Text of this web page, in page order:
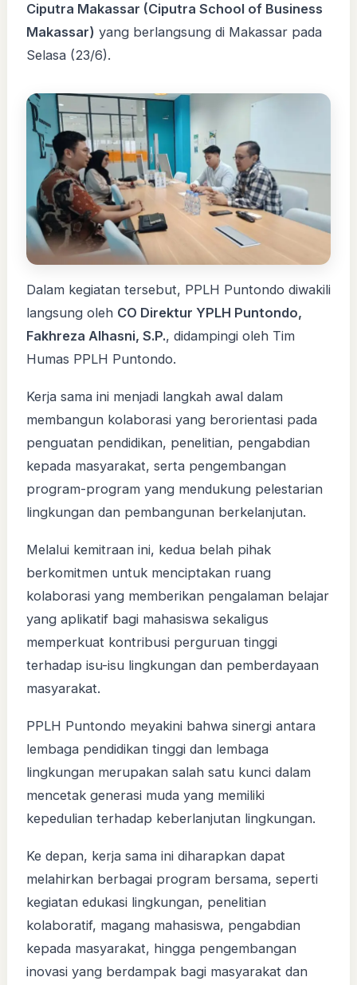
Ciputra Makassar (Ciputra School of Business
Makassar) yang berlangsung di Makassar pada
Selasa (23/6).
Dalam kegiatan tersebut, PPLH Puntondo diwakili
langsung oleh CO Direktur YPLH Puntondo,
Fakhreza Alhasni, S.P., didampingi oleh Tim
Humas PPLH Puntondo.
Kerja sama ini menjadi langkah awal dalam
membangun kolaborasi yang berorientasi pada
penguatan pendidikan, penelitian, pengabdian
kepada masyarakat, serta pengembangan
program-program yang mendukung pelestarian
lingkungan dan pembangunan berkelanjutan.
Melalui kemitraan ini, kedua belah pihak
berkomitmen untuk menciptakan ruang
kolaborasi yang memberikan pengalaman belajar
yang aplikatif bagi mahasiswa sekaligus
memperkuat kontribusi perguruan tinggi
terhadap isu-isu lingkungan dan pemberdayaan
masyarakat.
PPLH Puntondo meyakini bahwa sinergi antara
lembaga pendidikan tinggi dan lembaga
lingkungan merupakan salah satu kunci dalam
mencetak generasi muda yang memiliki
kepedulian terhadap keberlanjutan lingkungan.
Ke depan, kerja sama ini diharapkan dapat
melahirkan berbagai program bersama, seperti
kegiatan edukasi lingkungan, penelitian
kolaboratif, magang mahasiswa, pengabdian
kepada masyarakat, hingga pengembangan
inovasi yang berdampak bagi masyarakat dan